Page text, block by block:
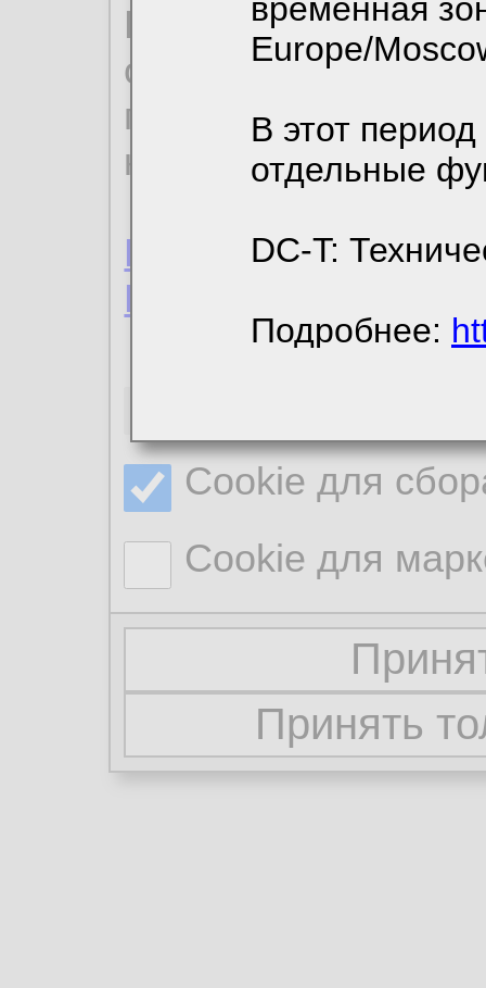
временная
Europe/
В этот
отдельные
DC-T:
Подробнее:
По
ознакомиться с
пользовательским
Пользовательское
Политика
Cookie для
Cookie для